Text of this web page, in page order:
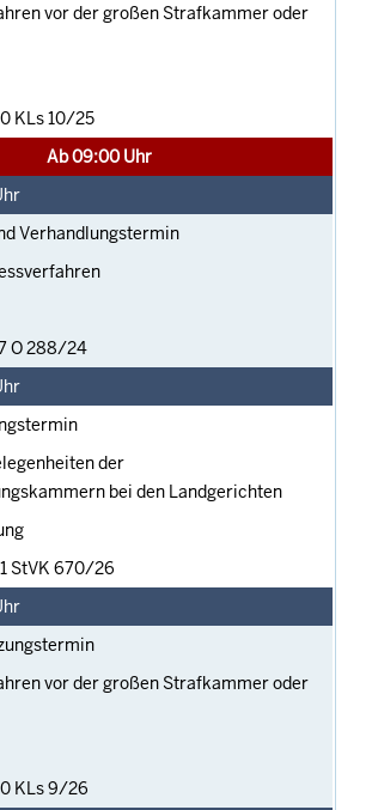
vor der großen Strafkammer oder
KLs 10/25
Ab 09:00 Uhr
Verhandlungstermin
O 288/24
der
bei den Landgerichten
StVK 670/26
vor der großen Strafkammer oder
KLs 9/26